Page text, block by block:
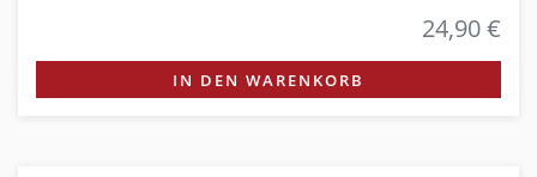
24,90 €
IN DEN WARENKORB